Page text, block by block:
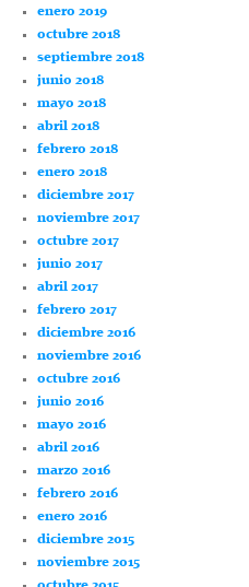
enero 2019
octubre 2018
septiembre 2018
junio 2018
mayo 2018
abril 2018
febrero 2018
enero 2018
diciembre 2017
noviembre 2017
octubre 2017
junio 2017
abril 2017
febrero 2017
diciembre 2016
noviembre 2016
octubre 2016
junio 2016
mayo 2016
abril 2016
marzo 2016
febrero 2016
enero 2016
diciembre 2015
noviembre 2015